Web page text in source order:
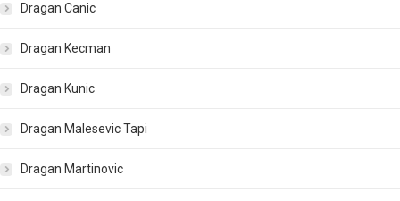
Dragan Canic
Dragan Kecman
Dragan Kunic
Dragan Malesevic Tapi
Dragan Martinovic